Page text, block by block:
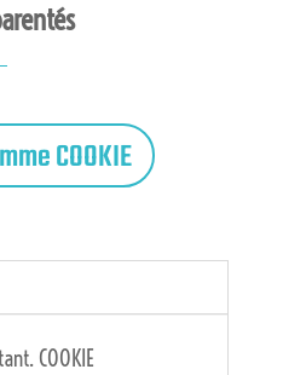
COOKIE
COOKIE